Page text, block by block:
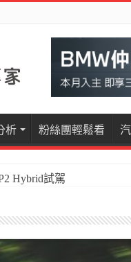
析 粉絲團輕鬆看
V e:HEV Prestige試駕